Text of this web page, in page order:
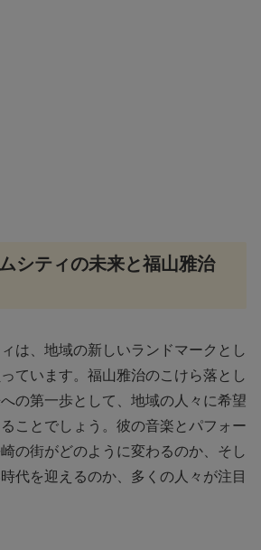
シティの未来と福山雅治
は、地域の新しいランドマークとし
ています。福山雅治のこけら落とし
の第一歩として、地域の人々に希望
ことでしょう。彼の音楽とパフォー
の街がどのように変わるのか、そし
代を迎えるのか、多くの人々が注目